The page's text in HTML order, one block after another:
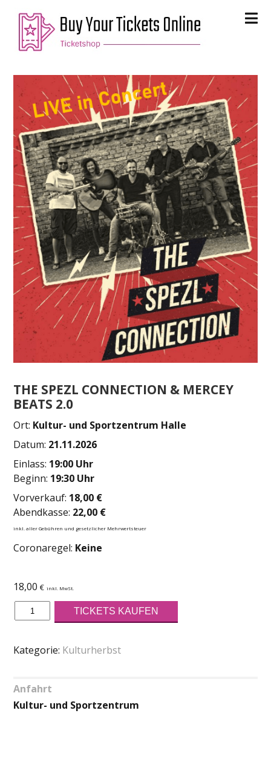
THE SPEZL CONNECTION & MERCEY
BEATS 2.0
Ort: Kultur- und Sportzentrum Halle
Datum: 21.11.2026
Einlass: 19:00 Uhr
Beginn: 19:30 Uhr
Vorverkauf: 18,00 €
Abendkasse: 22,00 €
inkl. aller Gebühren und gesetzlicher Mehrwertsteuer
Coronaregel: Keine
18,00€ inkl. MwSt.
The
Spezl
&
2.0
Menge
TICKETS KAUFEN
Kategorie: Kulturherbst
Anfahrt
Kultur- und Sportzentrum